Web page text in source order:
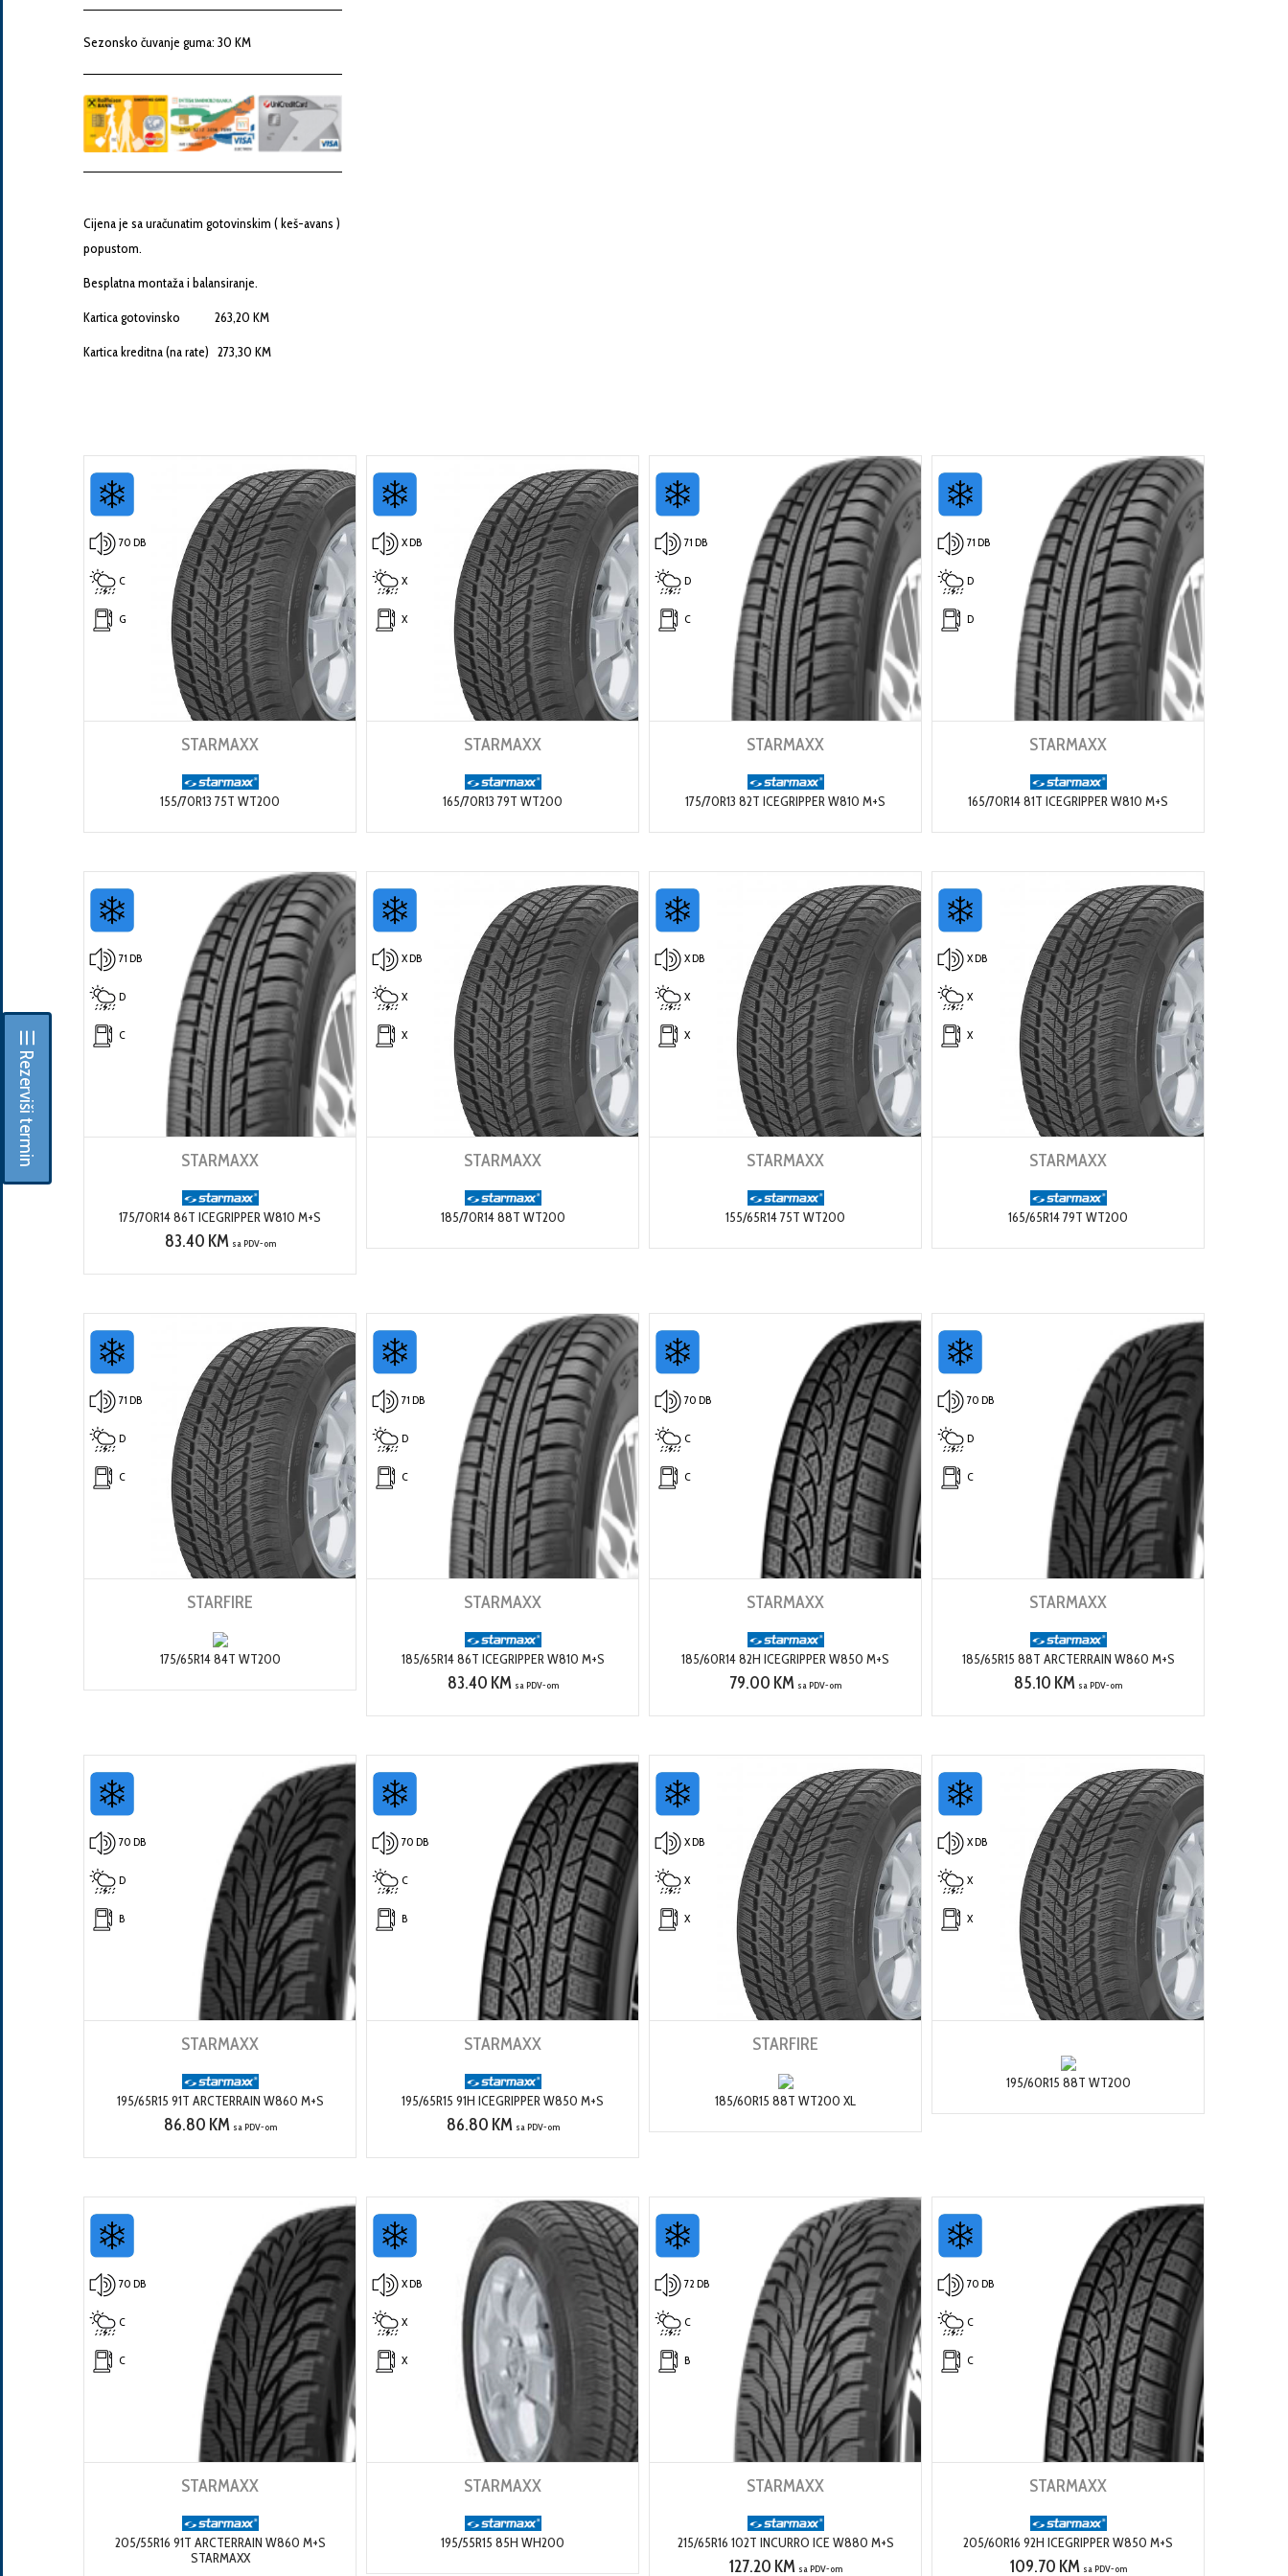
☰ Rezerviši termin
Sezonsko čuvanje guma: 30 KM
Cijena je sa uračunatim gotovinskim ( keš-avans )
popustom.
Besplatna montaža i balansiranje.
Kartica gotovinsko 263,20 KM
Kartica kreditna (na rate) 273,30 KM
70 DB
C
G
STARMAXX
155/70R13 75T WT200
X DB
X
X
STARMAXX
165/70R13 79T WT200
71 DB
D
C
STARMAXX
175/70R13 82T ICEGRIPPER W810 M+S
71 DB
D
D
STARMAXX
165/70R14 81T ICEGRIPPER W810 M+S
71 DB
D
C
STARMAXX
175/70R14 86T ICEGRIPPER W810 M+S
83.40 KM sa PDV-om
X DB
X
X
STARMAXX
185/70R14 88T WT200
X DB
X
X
STARMAXX
155/65R14 75T WT200
X DB
X
X
STARMAXX
165/65R14 79T WT200
71 DB
D
C
STARFIRE
175/65R14 84T WT200
71 DB
D
C
STARMAXX
185/65R14 86T ICEGRIPPER W810 M+S
83.40 KM sa PDV-om
70 DB
C
C
STARMAXX
185/60R14 82H ICEGRIPPER W850 M+S
79.00 KM sa PDV-om
70 DB
D
C
STARMAXX
185/65R15 88T ARCTERRAIN W860 M+S
85.10 KM sa PDV-om
70 DB
D
B
STARMAXX
195/65R15 91T ARCTERRAIN W860 M+S
86.80 KM sa PDV-om
70 DB
C
B
STARMAXX
195/65R15 91H ICEGRIPPER W850 M+S
86.80 KM sa PDV-om
X DB
X
X
STARFIRE
185/60R15 88T WT200 XL
X DB
X
X
195/60R15 88T WT200
70 DB
C
C
STARMAXX
205/55R16 91T ARCTERRAIN W860 M+S
STARMAXX
X DB
X
X
STARMAXX
195/55R15 85H WH200
72 DB
C
B
STARMAXX
215/65R16 102T INCURRO ICE W880 M+S
127.20 KM sa PDV-om
70 DB
C
C
STARMAXX
205/60R16 92H ICEGRIPPER W850 M+S
109.70 KM sa PDV-om